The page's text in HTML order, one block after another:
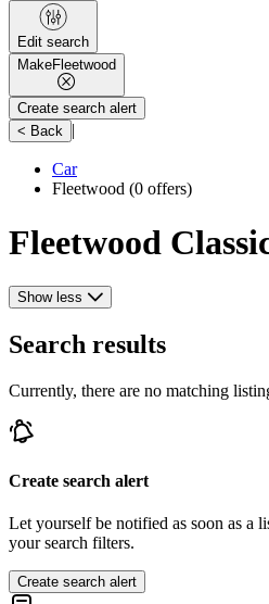
Edit search
MakeFleetwood
Create search alert
< Back |
Car
Fleetwood (0 offers)
Fleetwood
Show less
Search results
Currently, there are no matching
Create search alert
Let yourself be notified as soon as a
your search filters.
Create search alert